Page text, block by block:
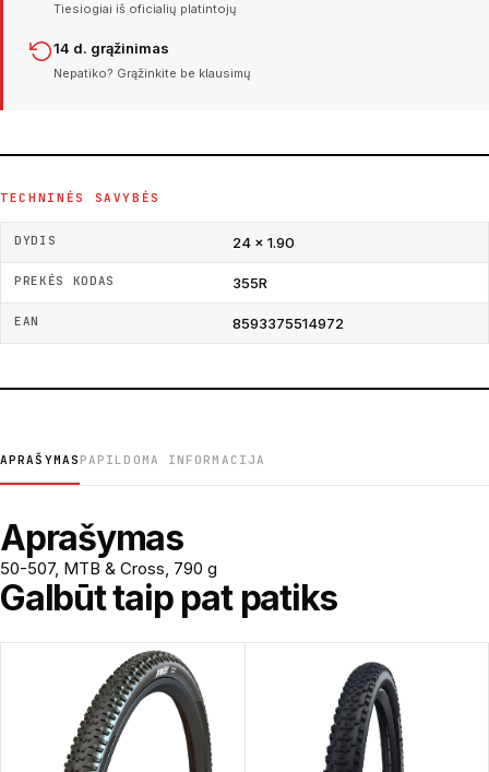
Tiesiogiai iš oficialių platintojų
14 d. grąžinimas
Nepatiko? Grąžinkite be klausimų
TECHNINĖS SAVYBĖS
DYDIS 24 × 1.90
PREKĖS KODAS 355R
EAN 8593375514972
APRAŠYMAS PAPILDOMA INFORMACIJA
Aprašymas
50-507, MTB & Cross, 790 g
Galbūt taip pat patiks